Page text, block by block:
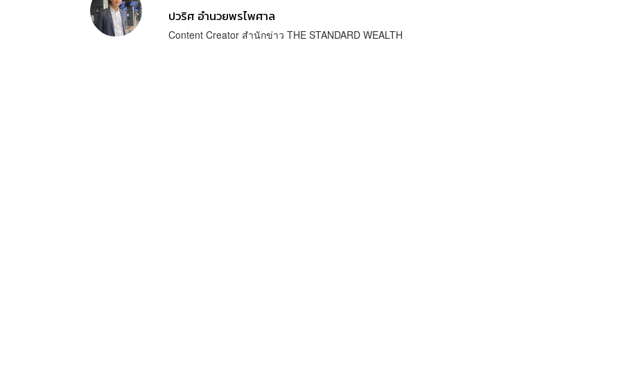
ปวริศ อำนวยพรไพศาล
Content Creator สำนักข่าว THE STANDARD WEALTH